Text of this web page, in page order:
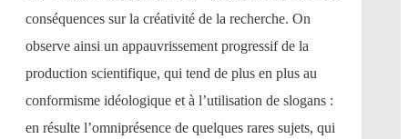
conséquences sur la créativité de la recherche. On
observe ainsi un appauvrissement progressif de la
production scientifique, qui tend de plus en plus au
conformisme idéologique et à l’utilisation de slogans :
en résulte l’omniprésence de quelques rares sujets, qui